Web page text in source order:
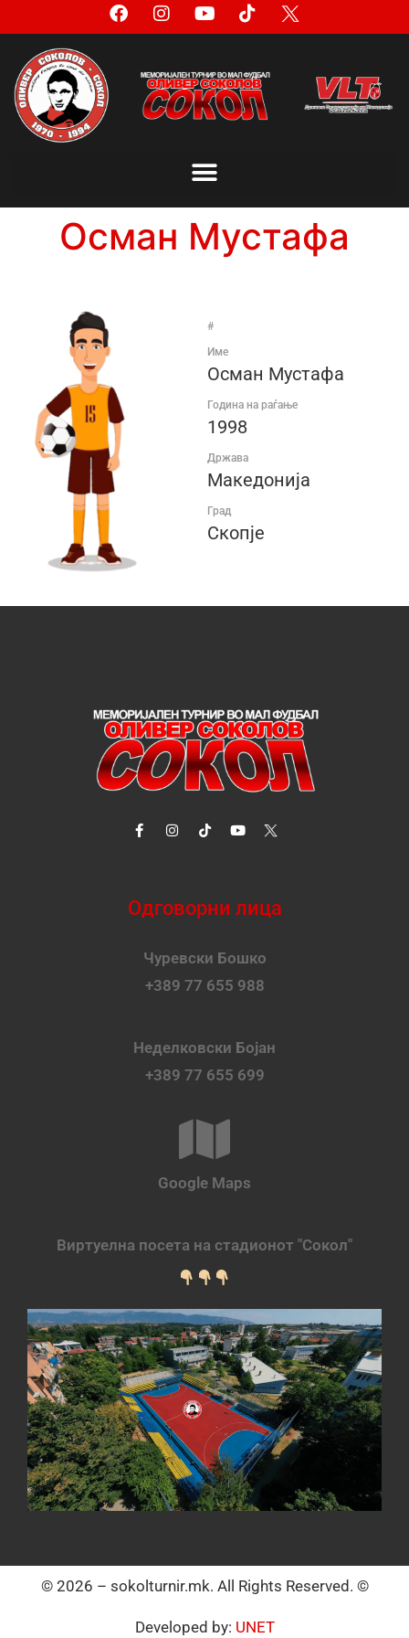
Осман Мустафа
#
Име
Осман Мустафа
Година на раѓање
1998
Држава
Македонија
Град
Скопје
Одговорни лица
Чуревски Бошко
+389 77 655 988
Неделковски Бојан
+389 77 655 699
Google Maps
Виртуелна посета на стадионот "Сокол"
© 2026 – sokolturnir.mk. All Rights Reserved. ©
Developed by: UNET